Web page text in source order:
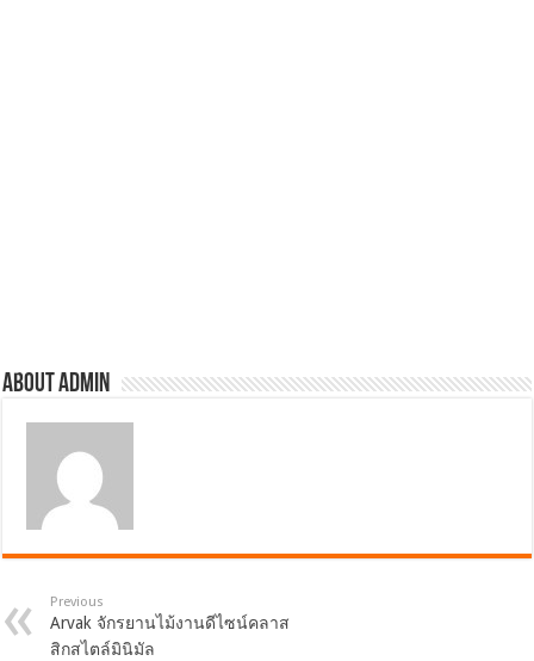
About admin
Previous
Arvak จักรยานไม้งานดีไซน์คลาส
สิกสไตล์มินิมัล